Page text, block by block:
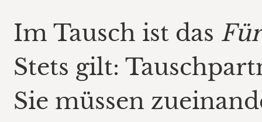
Im Tausch ist das Für
Stets gilt:
Sie müssen